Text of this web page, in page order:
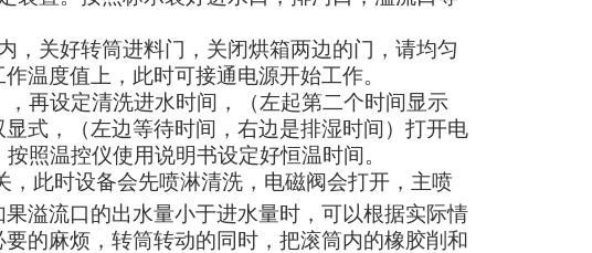
，关好转筒进料门， 关闭烘箱两边的门，请均匀
温度值上，此时可接通电源开始工作。
再设定清洗进水时间，（左起第二个时间显示
式，
（左边等待时间，右边是排湿时间）打开电
照温控仪使用说明书设定好恒温时间。
此时设备会先喷淋清洗，电磁阀会打开，主喷
溢流口的出水量小于进水量时，可以根据实际情
的麻烦，转筒转动的同时，把滚筒内的橡胶削和